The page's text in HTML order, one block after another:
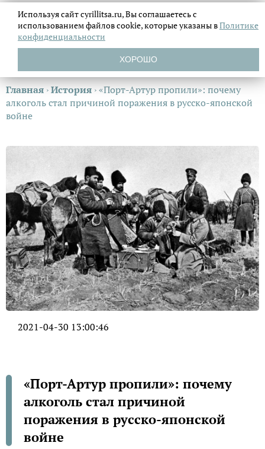
Главная ›История ›«Порт-Артур пропили»: почему
алкоголь стал причиной поражения в русско-японской
войне
2021-04-30 13:00:46
«Порт-Артур пропили»: почему
алкоголь стал причиной
поражения в русско-японской
войне
Используя сайт cyrillitsa.ru, Вы соглашаетесь с
использованием файловcookie, которые указаны вПолитике
конфиденциальности
ХОРОШО